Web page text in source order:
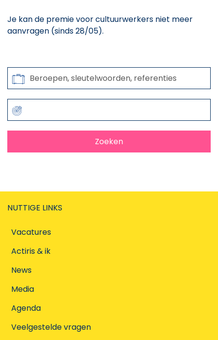
Je kan de premie voor cultuurwerkers niet meer
aanvragen (sinds 28/05).
Zoeken op Beroepen, sleutelwoorden, referenties
Zoeken
NUTTIGE LINKS
Vacatures
Actiris & ik
News
Media
Agenda
Veelgestelde vragen